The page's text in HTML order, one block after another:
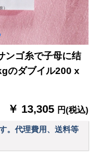
ンゴ糸で子母に结
のダブイル200 x
￥ 13,305 円(税込)
。代理費用、送料等